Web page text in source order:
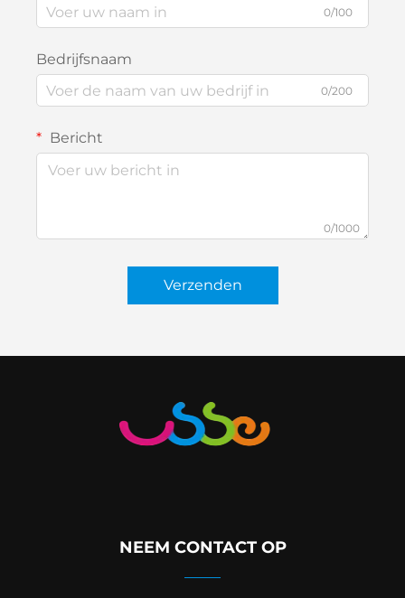
0/100
Bedrijfsnaam
0/200
Bericht
0/1000
Verzenden
NEEM CONTACT OP